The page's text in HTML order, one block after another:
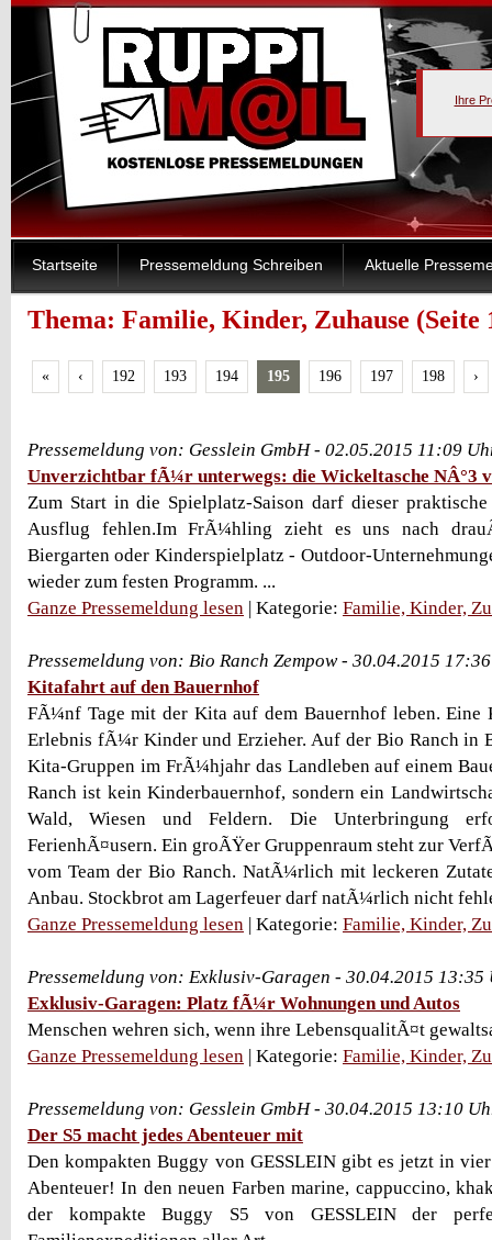
Ihre
Startseite Pressemeldung Schreiben Aktuelle
Thema: Familie, Kinder, Zuhause (Seite
« ‹ 192 193 194 195 196 197 198 ›
Pressemeldung von: Gesslein GmbH - 02.05.2015 11:09
Unverzichtbar fÃ¼r unterwegs: die Wickeltasche NÂ°3
Zum Start in die Spielplatz-Saison darf dieser
Ausflug fehlen.Im FrÃ¼hling zieht es uns nach
Biergarten oder Kinderspielplatz - Outdoor-
wieder zum festen Programm. ...
Ganze Pressemeldung lesen | Kategorie: Familie, Kinder,
Pressemeldung von: Bio Ranch Zempow - 30.04.2015
Kitafahrt auf den Bauernhof
FÃ¼nf Tage mit der Kita auf dem Bauernhof leben.
Erlebnis fÃ¼r Kinder und Erzieher. Auf der Bio Ranch in
Kita-Gruppen im FrÃ¼hjahr das Landleben auf einem
Ranch ist kein Kinderbauernhof, sondern ein
Wald, Wiesen und Feldern. Die Unterbringung
FerienhÃ¤usern. Ein groÃŸer Gruppenraum steht zur
vom Team der Bio Ranch. NatÃ¼rlich mit leckeren
Anbau. Stockbrot am Lagerfeuer darf natÃ¼rlich nicht
Ganze Pressemeldung lesen | Kategorie: Familie, Kinder,
Pressemeldung von: Exklusiv-Garagen - 30.04.2015 13:35
Exklusiv-Garagen: Platz fÃ¼r Wohnungen und Autos
Menschen wehren sich, wenn ihre LebensqualitÃ¤t
Ganze Pressemeldung lesen | Kategorie: Familie, Kinder,
Pressemeldung von: Gesslein GmbH - 30.04.2015 13:10
Der S5 macht jedes Abenteuer mit
Den kompakten Buggy von GESSLEIN gibt es jetzt in
Abenteuer! In den neuen Farben marine, cappuccino,
der kompakte Buggy S5 von GESSLEIN der